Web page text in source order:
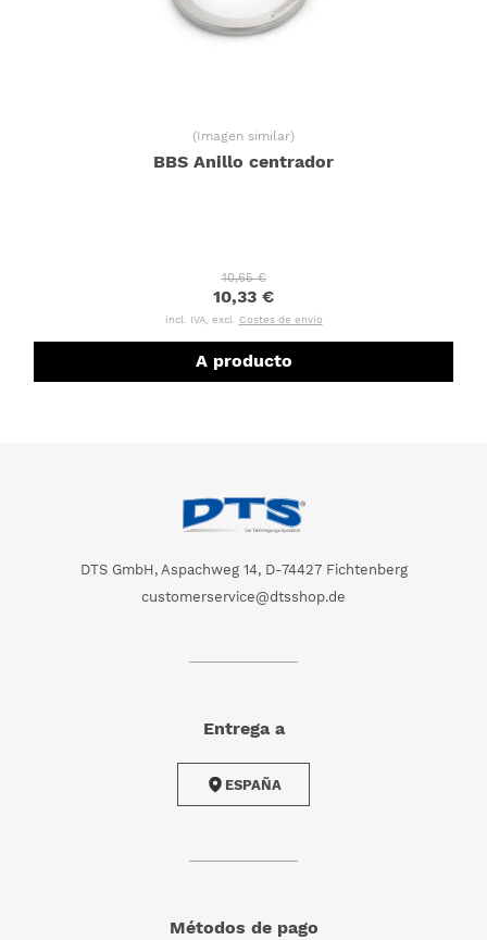
(Imagen similar)
BBS Anillo centrador
10,65 €
10,33 €
incl. IVA, excl. Costes de envío
A producto
DTS GmbH, Aspachweg 14, D-74427 Fichtenberg
customerservice@dtsshop.de
Entrega a
ESPAÑA
Métodos de pago